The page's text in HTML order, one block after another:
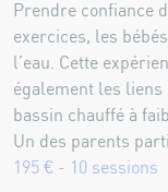
Prendre confiance
exercices, les
l’eau. Cette
également les liens
bassin chauffé à
Un des parents
195 € - 10 sessions